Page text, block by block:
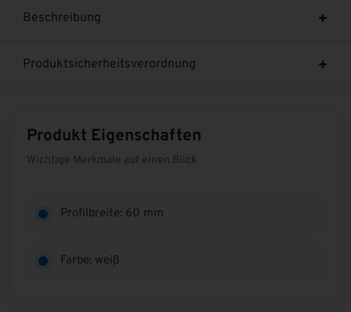
Beschreibung
Produktsicherheitsverordnung
Produkt Eigenschaften
Wichtige Merkmale auf einen Blick
Profilbreite: 60 mm
Farbe: weiß